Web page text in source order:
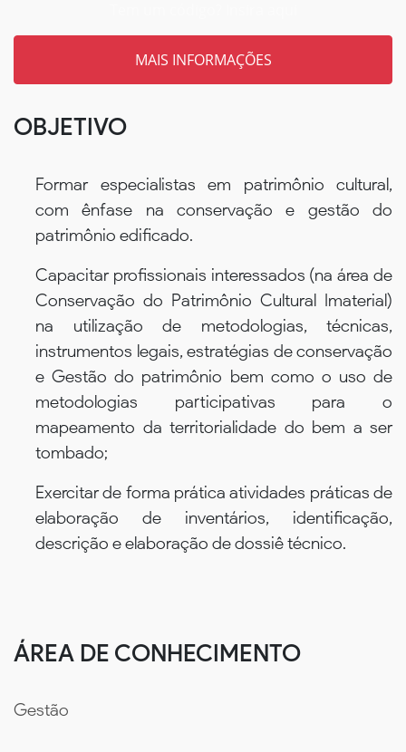
OBJETIVO
Formar especialistas em patrimônio cultural,
com ênfase na conservação e gestão do
patrimônio edificado.
Capacitar profissionais interessados (na área de
Conservação do Patrimônio Cultural Imaterial)
na utilização de metodologias, técnicas,
instrumentos legais, estratégias de conservação
e Gestão do patrimônio bem como o uso de
metodologias participativas para o
mapeamento da territorialidade do bem a ser
tombado;
Exercitar de forma prática atividades práticas de
elaboração de inventários, identificação,
descrição e elaboração de dossiê técnico.
ÁREA DE CONHECIMENTO
Gestão